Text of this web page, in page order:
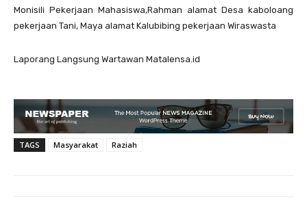
Monisili Pekerjaan Mahasiswa,Rahman alamat Desa kaboloang
pekerjaan Tani, Maya alamat Kalubibing pekerjaan Wiraswasta
Laporang Langsung Wartawan Matalensa.id
TAGS Masyarakat Raziah